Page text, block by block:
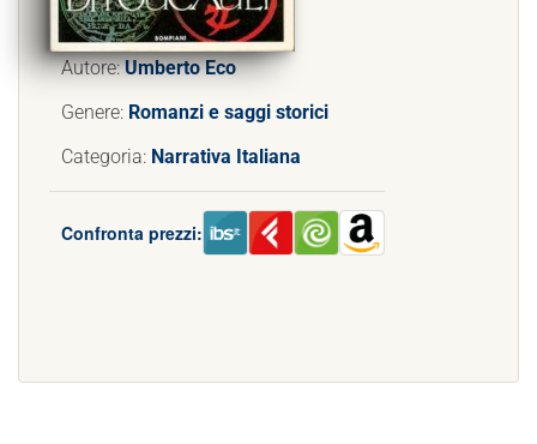
Autore:Umberto Eco
Genere: Romanzi e saggi storici
Categoria: Narrativa Italiana
Confronta prezzi: